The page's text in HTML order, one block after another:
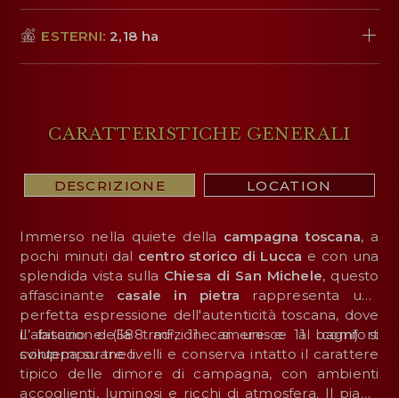
ESTERNI: 2,18 ha
CARATTERISTICHE GENERALI
DESCRIZIONE LOCATION
Immerso nella quiete della campagna toscana, a
pochi minuti dal centro storico di Lucca e con una
splendida vista sulla Chiesa di San Michele, questo
affascinante casale in pietra rappresenta una
perfetta espressione dell'autenticità toscana, dove
il fascino della tradizione si unisce al comfort
contemporaneo.
L’abitazione (588 m², 11 camere e 11 bagni) si
sviluppa su tre livelli e conserva intatto il carattere
tipico delle dimore di campagna, con ambienti
accoglienti, luminosi e ricchi di atmosfera. Il piano